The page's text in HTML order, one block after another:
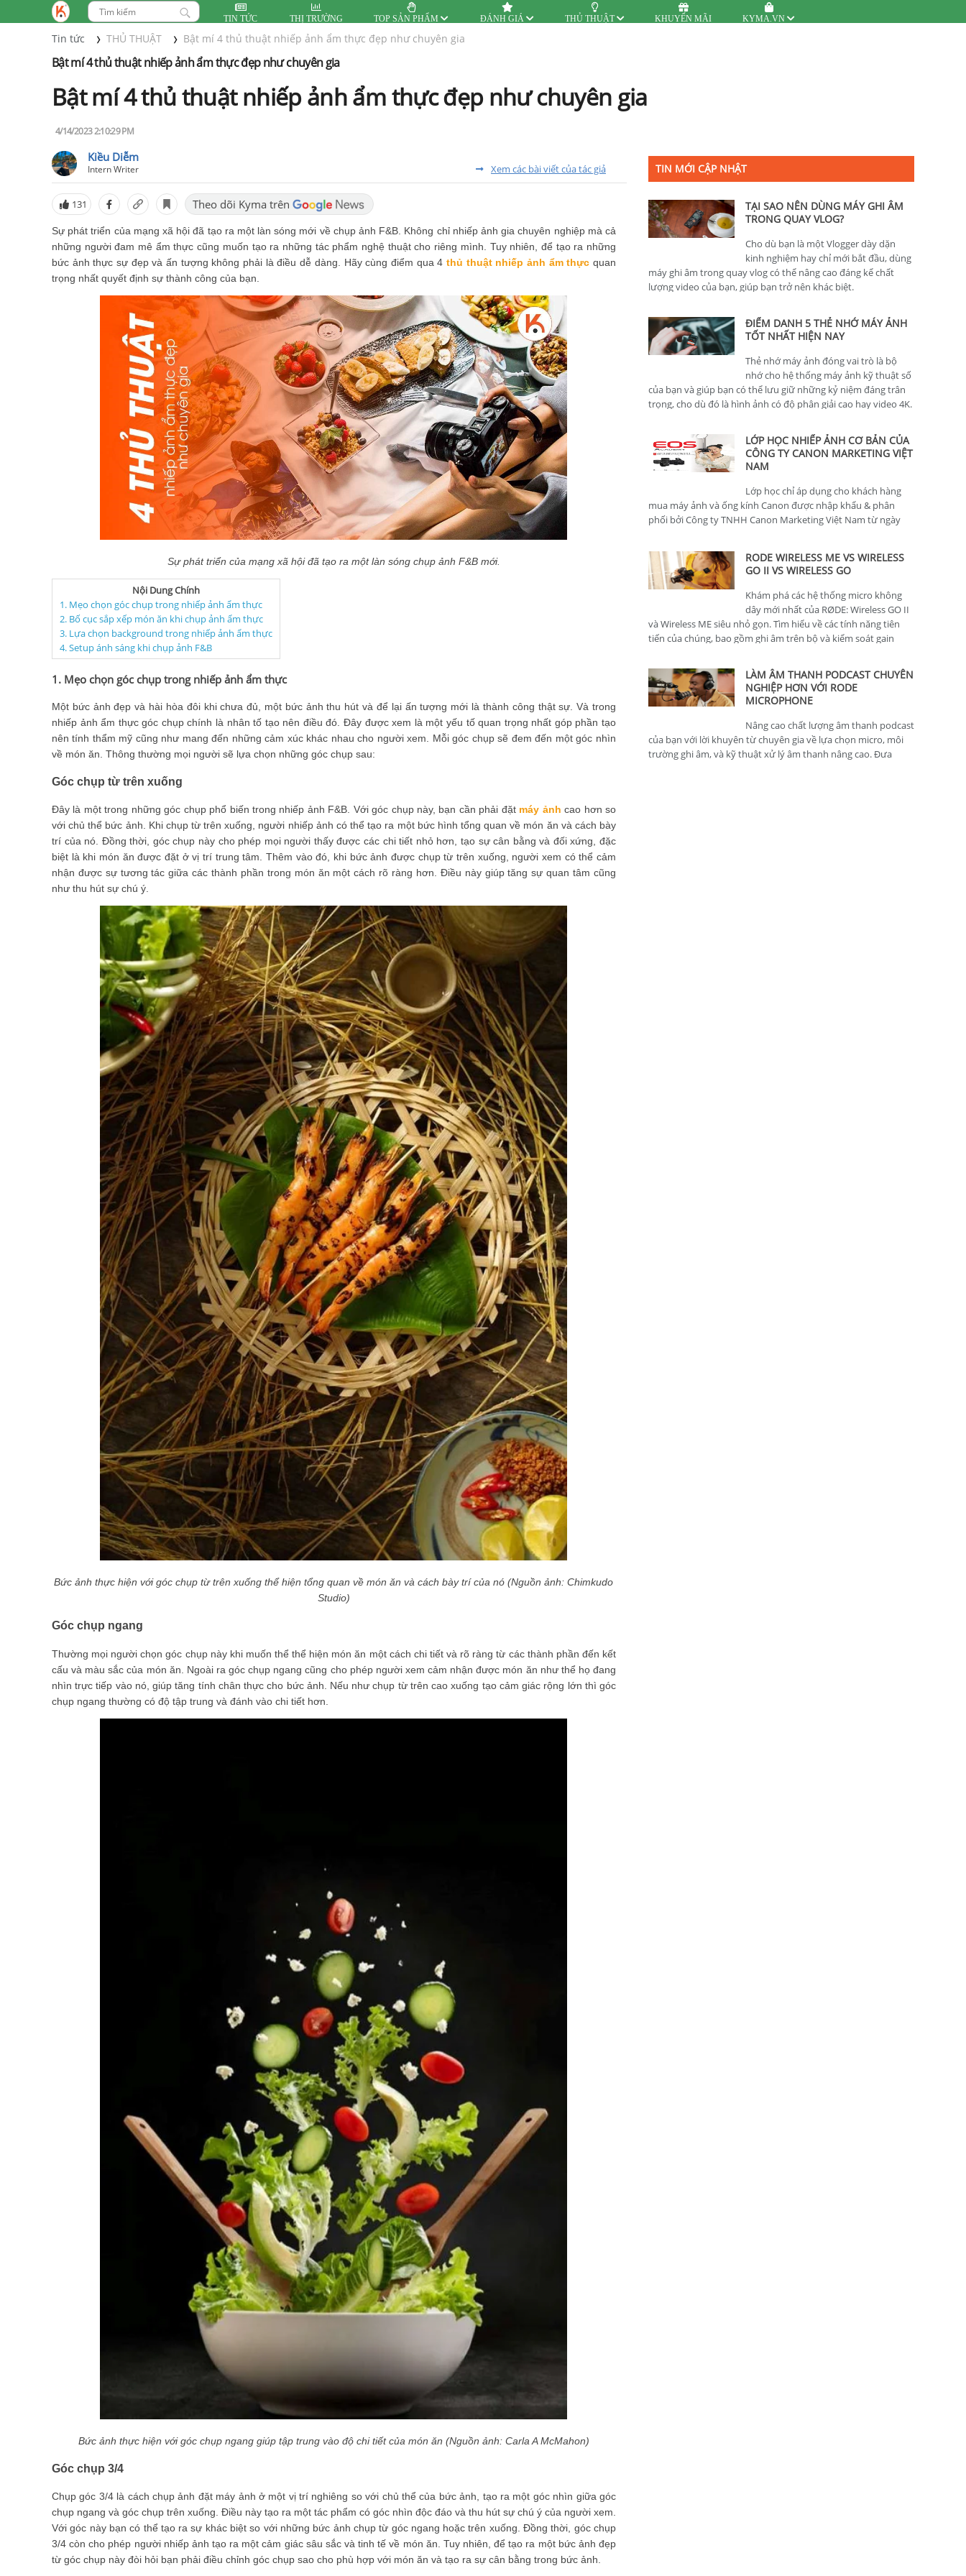
TIN TỨC THỊ TRƯỜNG TOP SẢN PHẨM ĐÁNH GIÁ THỦ THUẬT KHUYẾN MÃI KYMA.VN
Tin tức THỦ THUẬT Bật mí 4 thủ thuật nhiếp ảnh ẩm thực đẹp như chuyên gia
Bật mí 4 thủ thuật nhiếp ảnh ẩm thực đẹp như chuyên gia
Bật mí 4 thủ thuật nhiếp ảnh ẩm thực đẹp như chuyên gia
4/14/2023 2:10:29 PM
Kiều Diễm
Intern Writer Xem các bài viết của tác giả
131 Theo dõi Kyma trên
Sự phát triển của mạng xã hội đã tạo ra một làn sóng mới về chụp ảnh F&B. Không chỉ nhiếp ảnh gia chuyên nghiệp mà cả
những người đam mê ẩm thực cũng muốn tạo ra những tác phẩm nghệ thuật cho riêng mình. Tuy nhiên, để tạo ra những
bức ảnh thực sự đẹp và ấn tượng không phải là điều dễ dàng. Hãy cùng điểm qua 4 thủ thuật nhiếp ảnh ẩm thực quan
trọng nhất quyết định sự thành công của bạn.
Sự phát triển của mạng xã hội đã tạo ra một làn sóng chụp ảnh F&B mới.
Nội Dung Chính
1. Mẹo chọn góc chụp trong nhiếp ảnh ẩm thực
2. Bố cục sắp xếp món ăn khi chụp ảnh ẩm thực
3. Lựa chọn background trong nhiếp ảnh ẩm thực
4. Setup ánh sáng khi chụp ảnh F&B
1. Mẹo chọn góc chụp trong nhiếp ảnh ẩm thực
Một bức ảnh đẹp và hài hòa đôi khi chưa đủ, một bức ảnh thu hút và để lại ấn tượng mới là thành công thật sự. Và trong
nhiếp ảnh ẩm thực góc chụp chính là nhân tố tạo nên điều đó. Đây được xem là một yếu tố quan trọng nhất góp phần tạo
nên tính thẩm mỹ cũng như mang đến những cảm xúc khác nhau cho người xem. Mỗi góc chụp sẽ đem đến một góc nhìn
về món ăn. Thông thường mọi người sẽ lựa chọn những góc chụp sau:
Góc chụp từ trên xuống
Đây là một trong những góc chụp phổ biến trong nhiếp ảnh F&B. Với góc chụp này, bạn cần phải đặt máy ảnh cao hơn so
với chủ thể bức ảnh. Khi chụp từ trên xuống, người nhiếp ảnh có thể tạo ra một bức hình tổng quan về món ăn và cách bày
trí của nó. Đồng thời, góc chụp này cho phép mọi người thấy được các chi tiết nhỏ hơn, tạo sự cân bằng và đối xứng, đặc
biệt là khi món ăn được đặt ở vị trí trung tâm. Thêm vào đó, khi bức ảnh được chụp từ trên xuống, người xem có thể cảm
nhận được sự tương tác giữa các thành phần trong món ăn một cách rõ ràng hơn. Điều này giúp tăng sự quan tâm cũng
như thu hút sự chú ý.
Bức ảnh thực hiện với góc chụp từ trên xuống thể hiện tổng quan về món ăn và cách bày trí của nó (Nguồn ảnh: Chimkudo
Studio)
Góc chụp ngang
Thường mọi người chọn góc chụp này khi muốn thể thể hiện món ăn một cách chi tiết và rõ ràng từ các thành phần đến kết
cấu và màu sắc của món ăn. Ngoài ra góc chụp ngang cũng cho phép người xem cảm nhận được món ăn như thể họ đang
nhìn trực tiếp vào nó, giúp tăng tính chân thực cho bức ảnh. Nếu như chụp từ trên cao xuống tạo cảm giác rộng lớn thì góc
chụp ngang thường có độ tập trung và đánh vào chi tiết hơn.
Bức ảnh thực hiện với góc chụp ngang giúp tập trung vào độ chi tiết của món ăn (Nguồn ảnh: Carla A McMahon)
Góc chụp 3/4
Chụp góc 3/4 là cách chụp ảnh đặt máy ảnh ở một vị trí nghiêng so với chủ thể của bức ảnh, tạo ra một góc nhìn giữa góc
chụp ngang và góc chụp trên xuống. Điều này tạo ra một tác phẩm có góc nhìn độc đáo và thu hút sự chú ý của người xem.
Với góc này bạn có thể tạo ra sự khác biệt so với những bức ảnh chụp từ góc ngang hoặc trên xuống. Đồng thời, góc chụp
3/4 còn cho phép người nhiếp ảnh tạo ra một cảm giác sâu sắc và tinh tế về món ăn. Tuy nhiên, để tạo ra một bức ảnh đẹp
từ góc chụp này đòi hỏi bạn phải điều chỉnh góc chụp sao cho phù hợp với món ăn và tạo ra sự cân bằng trong bức ảnh.
TIN MỚI CẬP NHẬT
TẠI SAO NÊN DÙNG MÁY GHI ÂM
TRONG QUAY VLOG?
Cho dù bạn là một Vlogger dày dặn
kinh nghiệm hay chỉ mới bắt đầu, dùng
máy ghi âm trong quay vlog có thể nâng cao đáng kể chất
lượng video của bạn, giúp bạn trở nên khác biệt.
ĐIỂM DANH 5 THẺ NHỚ MÁY ẢNH
TỐT NHẤT HIỆN NAY
Thẻ nhớ máy ảnh đóng vai trò là bộ
nhớ cho hệ thống máy ảnh kỹ thuật số
của bạn và giúp bạn có thể lưu giữ những kỷ niệm đáng trân
trọng, cho dù đó là hình ảnh có độ phân giải cao hay video 4K.
LỚP HỌC NHIẾP ẢNH CƠ BẢN CỦA
CÔNG TY CANON MARKETING VIỆT
NAM
Lớp học chỉ áp dụng cho khách hàng
mua máy ảnh và ống kính Canon được nhập khẩu & phân
phối bởi Công ty TNHH Canon Marketing Việt Nam từ ngày
RODE WIRELESS ME VS WIRELESS
GO II VS WIRELESS GO
Khám phá các hệ thống micro không
dây mới nhất của RØDE: Wireless GO II
và Wireless ME siêu nhỏ gọn. Tìm hiểu về các tính năng tiên
tiến của chúng, bao gồm ghi âm trên bộ và kiểm soát gain
LÀM ÂM THANH PODCAST CHUYÊN
NGHIỆP HƠN VỚI RODE
MICROPHONE
Nâng cao chất lượng âm thanh podcast
của bạn với lời khuyên từ chuyên gia về lựa chọn micro, môi
trường ghi âm, và kỹ thuật xử lý âm thanh nâng cao. Đưa